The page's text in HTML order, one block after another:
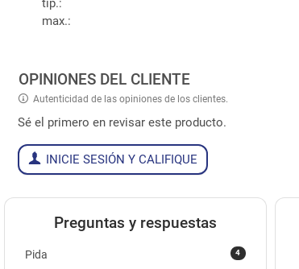
max.:
OPINIONES DEL CLIENTE
Autenticidad de las opiniones de los clientes.
Sé el primero en revisar este producto.
INICIE SESIÓN Y CALIFIQUE
Preguntas y respuestas
4
Pida